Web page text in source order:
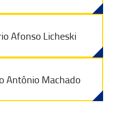
Afonso Licheski
Antônio Machado